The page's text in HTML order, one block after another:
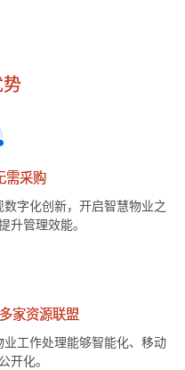
需采购
字化创新，开启智慧物业之
升管理效能。
家资源联盟
工作处理能够智能化、移动
开化。